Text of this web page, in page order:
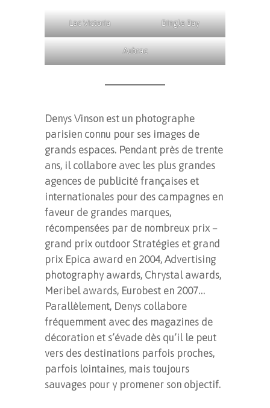
Lac Victoria Dingle Bay
Aubrac
Denys Vinson est un photographe
parisien connu pour ses images de
grands espaces. Pendant près de trente
ans, il collabore avec les plus grandes
agences de publicité françaises et
internationales pour des campagnes en
faveur de grandes marques,
récompensées par de nombreux prix –
grand prix outdoor Stratégies et grand
prix Epica award en 2004, Advertising
photography awards, Chrystal awards,
Meribel awards, Eurobest en 2007…
Parallèlement, Denys collabore
fréquemment avec des magazines de
décoration et s’évade dès qu’il le peut
vers des destinations parfois proches,
parfois lointaines, mais toujours
sauvages pour y promener son objectif.